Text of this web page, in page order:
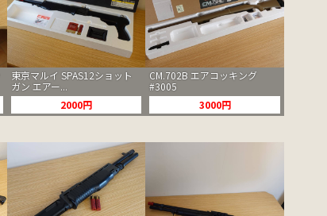
東京マルイ SPAS12ショット
ガン エアー...
2000円
CM.702B エアコッキング
#3005
3000円